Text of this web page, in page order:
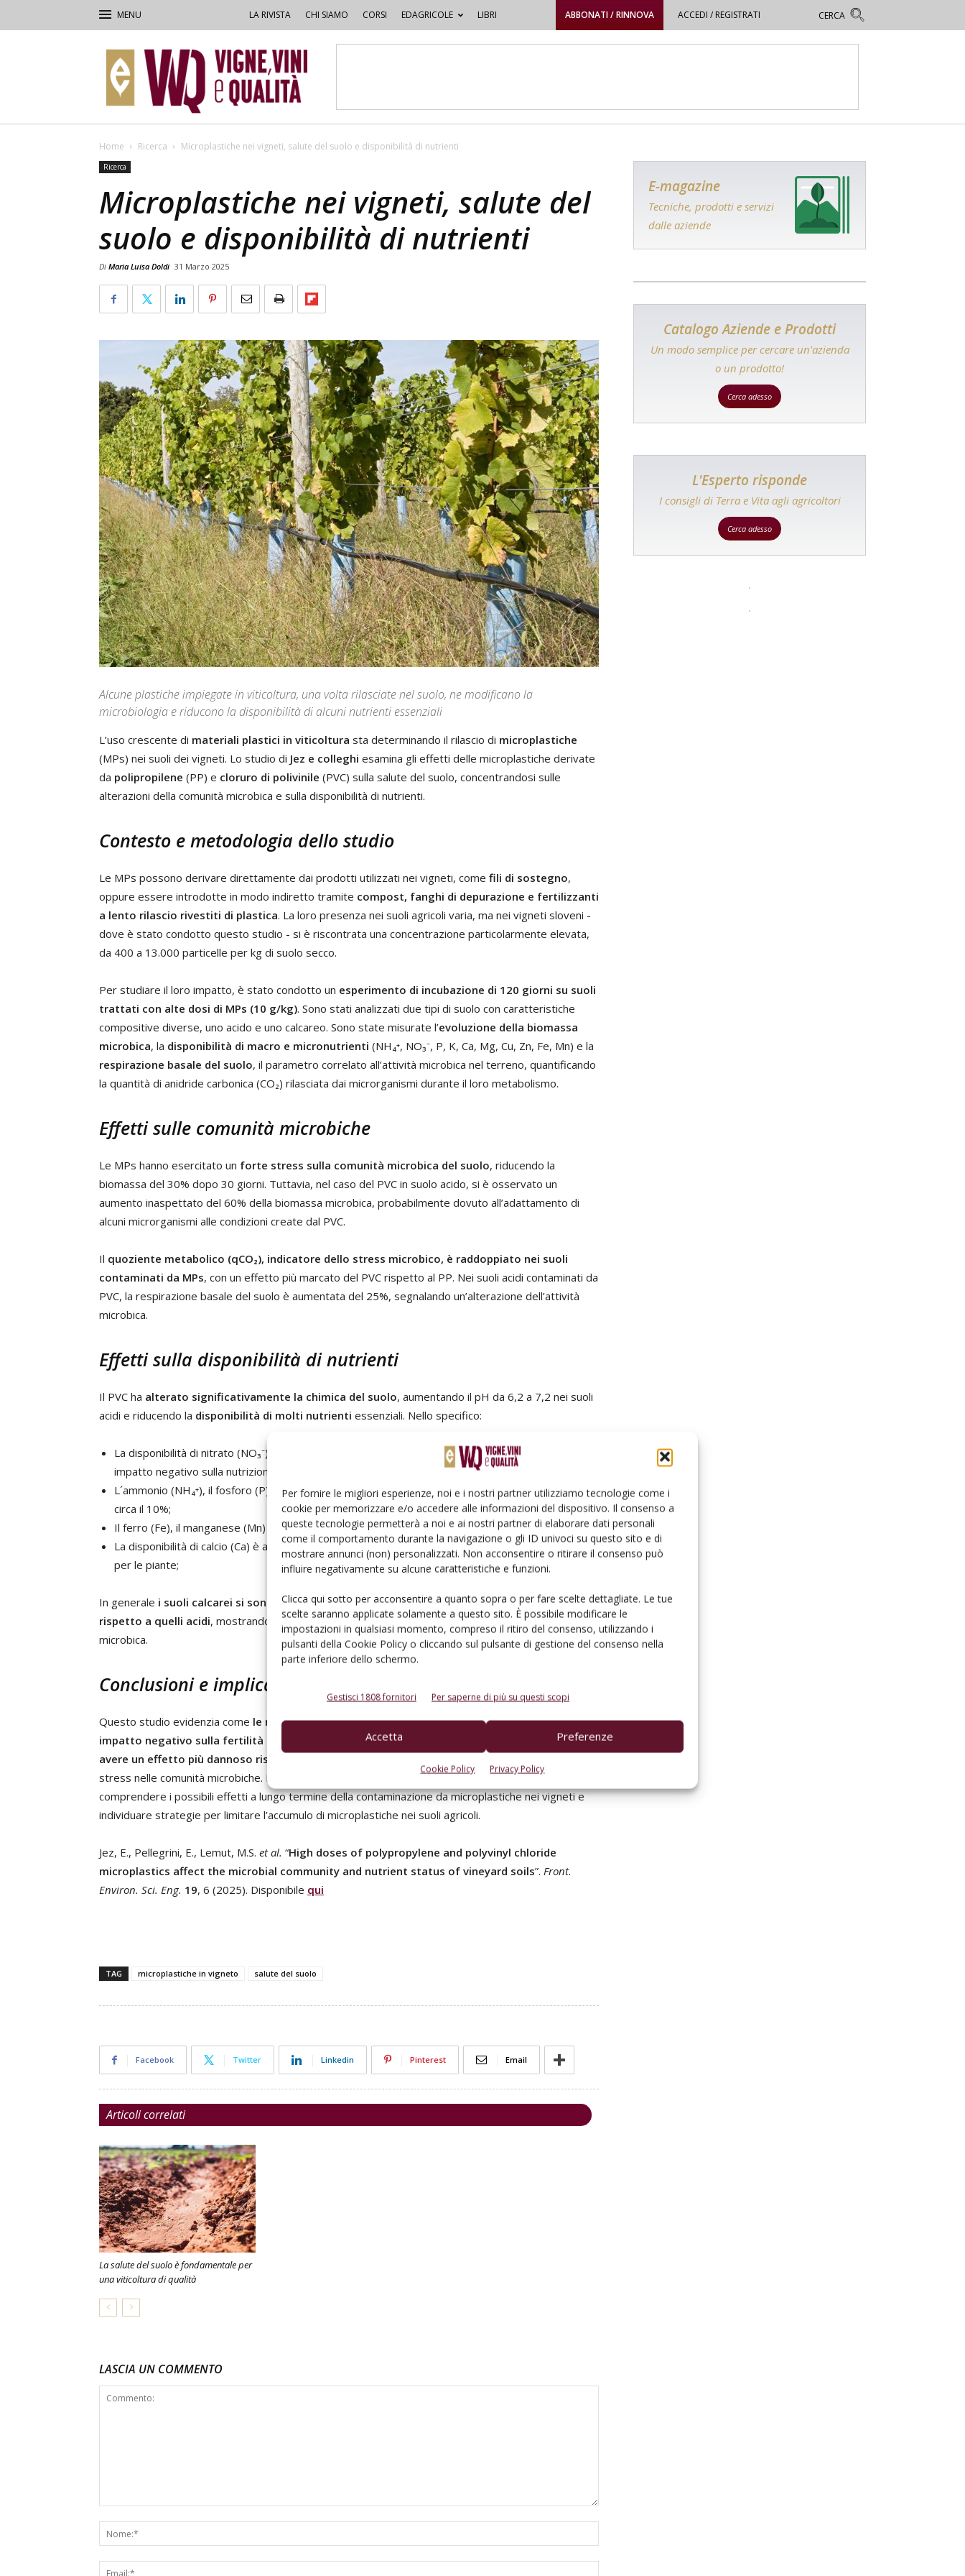
Per fornire le migliori esperienze, noi e i nostri partner utilizziamo tecnologie come i
cookie per memorizzare e/o accedere alle informazioni del dispositivo. Il consenso a
queste tecnologie permetterà a noi e ai nostri partner di elaborare dati personali
come il comportamento durante la navigazione o gli ID univoci su questo sito e di
mostrare annunci (non) personalizzati. Non acconsentire o ritirare il consenso può
influire negativamente su alcune caratteristiche e funzioni.
Clicca qui sotto per acconsentire a quanto sopra o per fare scelte dettagliate. Le tue
scelte saranno applicate solamente a questo sito. È possibile modificare le
impostazioni in qualsiasi momento, compreso il ritiro del consenso, utilizzando i
pulsanti della Cookie Policy o cliccando sul pulsante di gestione del consenso nella
parte inferiore dello schermo.
Gestisci 1808 fornitori Per saperne di più su questi scopi
Accetta Preferenze
Cookie Policy Privacy Policy
LA RIVISTA CHI SIAMO CORSI EDAGRICOLE LIBRI ABBONATI / RINNOVA ACCEDI / REGISTRATI
–
Vigne,
Vini
&
Home Ricerca Microplastiche nei vigneti, salute del suolo e disponibilità di nutrienti
Ricerca
Microplastiche nei vigneti, salute del
suolo e disponibilità di nutrienti
Di Maria Luisa Doldi 31 Marzo 2025
Alcune plastiche impiegate in viticoltura, una volta rilasciate nel suolo, ne modificano la
microbiologia e riducono la disponibilità di alcuni nutrienti essenziali
L’uso crescente di materiali plastici in viticoltura sta determinando il rilascio di microplastiche
(MPs) nei suoli dei vigneti. Lo studio di Jez e colleghi esamina gli effetti delle microplastiche derivate
da polipropilene (PP) e cloruro di polivinile (PVC) sulla salute del suolo, concentrandosi sulle
alterazioni della comunità microbica e sulla disponibilità di nutrienti.
Contesto e metodologia dello studio
Le MPs possono derivare direttamente dai prodotti utilizzati nei vigneti, come fili di sostegno,
oppure essere introdotte in modo indiretto tramite compost, fanghi di depurazione e fertilizzanti
a lento rilascio rivestiti di plastica. La loro presenza nei suoli agricoli varia, ma nei vigneti sloveni -
dove è stato condotto questo studio - si è riscontrata una concentrazione particolarmente elevata,
da 400 a 13.000 particelle per kg di suolo secco.
Per studiare il loro impatto, è stato condotto un esperimento di incubazione di 120 giorni su suoli
trattati con alte dosi di MPs (10 g/kg). Sono stati analizzati due tipi di suolo con caratteristiche
compositive diverse, uno acido e uno calcareo. Sono state misurate l’evoluzione della biomassa
microbica, la disponibilità di macro e micronutrienti (NH₄⁺, NO₃⁻, P, K, Ca, Mg, Cu, Zn, Fe, Mn) e la
respirazione basale del suolo, il parametro correlato all’attività microbica nel terreno, quantificando
la quantità di anidride carbonica (CO₂) rilasciata dai microrganismi durante il loro metabolismo.
Effetti sulle comunità microbiche
Le MPs hanno esercitato un forte stress sulla comunità microbica del suolo, riducendo la
biomassa del 30% dopo 30 giorni. Tuttavia, nel caso del PVC in suolo acido, si è osservato un
aumento inaspettato del 60% della biomassa microbica, probabilmente dovuto all’adattamento di
alcuni microrganismi alle condizioni create dal PVC.
Il quoziente metabolico (qCO₂), indicatore dello stress microbico, è raddoppiato nei suoli
contaminati da MPs, con un effetto più marcato del PVC rispetto al PP. Nei suoli acidi contaminati da
PVC, la respirazione basale del suolo è aumentata del 25%, segnalando un’alterazione dell’attività
microbica.
Effetti sulla disponibilità di nutrienti
Il PVC ha alterato significativamente la chimica del suolo, aumentando il pH da 6,2 a 7,2 nei suoli
acidi e riducendo la disponibilità di molti nutrienti essenziali. Nello specifico:
La disponibilità di nitrato (NO₃⁻) è diminuita del 98%, sia su suoli calcarei che acidi, con un possibile
impatto negativo sulla nutrizione delle piante;
L´ammonio (NH₄⁺), il fosforo (P), il potassio (K), il magnesio (Mg) e il rame (Cu) sono diminuiti di
circa il 10%;
Il ferro (Fe), il manganese (Mn) e lo zinco (Zn) sono calati del 10% nei suoli acidi;
La disponibilità di calcio (Ca) è aumentata del 30%, ma si è spostata verso forme meno accessibili
per le piante;
In generale i suoli calcarei si sono dimostrati più resistenti alle alterazioni indotte dalle MPs
rispetto a quelli acidi, mostrando minori variazioni nella composizione chimica e nell’attività
microbica.
Conclusioni e implicazioni
Questo studio evidenzia come le microplastiche derivate dalla viticoltura possano avere un
impatto negativo sulla fertilità del suolo e sulla salute microbica
il PVC sembra
avere un effetto più dannoso rispetto al PP
stress nelle comunità microbiche. I risultati suggeriscono la necessità di ulteriori ricerche per
comprendere i possibili effetti a lungo termine della contaminazione da microplastiche nei vigneti e
individuare strategie per limitare l’accumulo di microplastiche nei suoli agricoli.
Jez, E., Pellegrini, E., Lemut, M.S. et al. “High doses of polypropylene and polyvinyl chloride
microplastics affect the microbial community and nutrient status of vineyard soils”. Front.
Environ. Sci. Eng. 19, 6 (2025). Disponibile qui
TAG microplastiche in vigneto salute del suolo
Facebook Twitter Linkedin Pinterest Email
Articoli correlati
La salute del suolo è fondamentale per
una viticoltura di qualità
LASCIA UN COMMENTO
E-magazine
Tecniche, prodotti e servizi
dalle aziende
Catalogo Aziende e Prodotti
Un modo semplice per cercare un'azienda
o un prodotto!
Cerca adesso
L'Esperto risponde
I consigli di Terra e Vita agli agricoltori
Cerca adesso